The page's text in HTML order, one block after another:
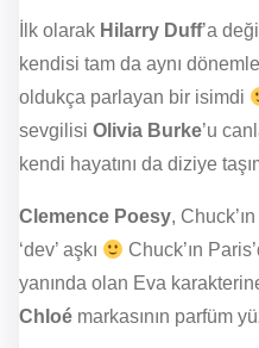
İlk olarak Hilarry Duff’a
kendisi tam da aynı
oldukça parlayan bir isimdi
sevgilisi Olivia Burke’u
kendi hayatını da diziye
Clemence Poesy,
‘dev’ aşkı
Chuck’ın
yanında olan Eva
Chloé markasının parfüm